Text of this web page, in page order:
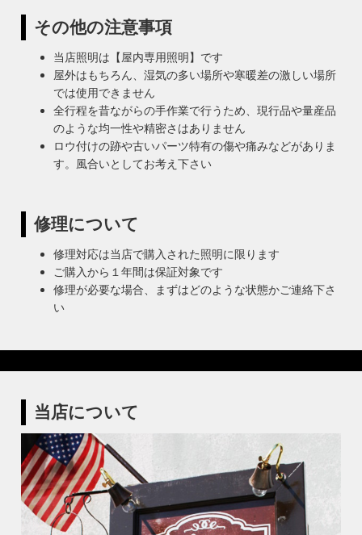
その他の注意事項
当店照明は【屋内専用照明】です
屋外はもちろん、湿気の多い場所や寒暖差の激しい場所
では使用できません
全行程を昔ながらの手作業で行うため、現行品や量産品
のような均一性や精密さはありません
ロウ付けの跡や古いパーツ特有の傷や痛みなどがありま
す。風合いとしてお考え下さい
修理について
修理対応は当店で購入された照明に限ります
ご購入から１年間は保証対象です
修理が必要な場合、まずはどのような状態かご連絡下さ
い
当店について